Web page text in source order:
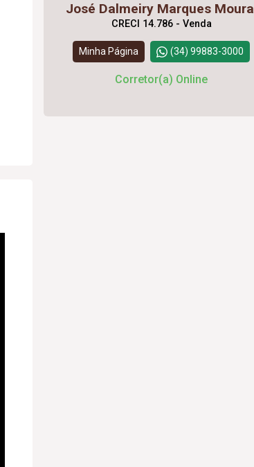
José Dalmeiry Marques Moura
CRECI 14.786 - Venda
Minha Página (34) 99883-3000
Corretor(a) Online